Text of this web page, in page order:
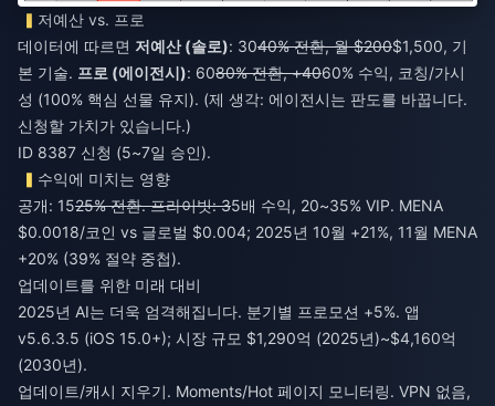
저예산 vs. 프로
데이터에 따르면 저예산 (솔로): 3040% 전환, 월 $200$1,500, 기
본 기술. 프로 (에이전시): 6080% 전환, +4060% 수익, 코칭/가시
성 (100% 핵심 선물 유지). (제 생각: 에이전시는 판도를 바꿉니다.
신청할 가치가 있습니다.)
ID 8387 신청 (5~7일 승인).
수익에 미치는 영향
공개: 1525% 전환. 프라이빗: 35배 수익, 20~35% VIP. MENA
$0.0018/코인 vs 글로벌 $0.004; 2025년 10월 +21%, 11월 MENA
+20% (39% 절약 중첩).
업데이트를 위한 미래 대비
2025년 AI는 더욱 엄격해집니다. 분기별 프로모션 +5%. 앱
v5.6.3.5 (iOS 15.0+); 시장 규모 $1,290억 (2025년)~$4,160억
(2030년).
업데이트/캐시 지우기. Moments/Hot 페이지 모니터링. VPN 없음,